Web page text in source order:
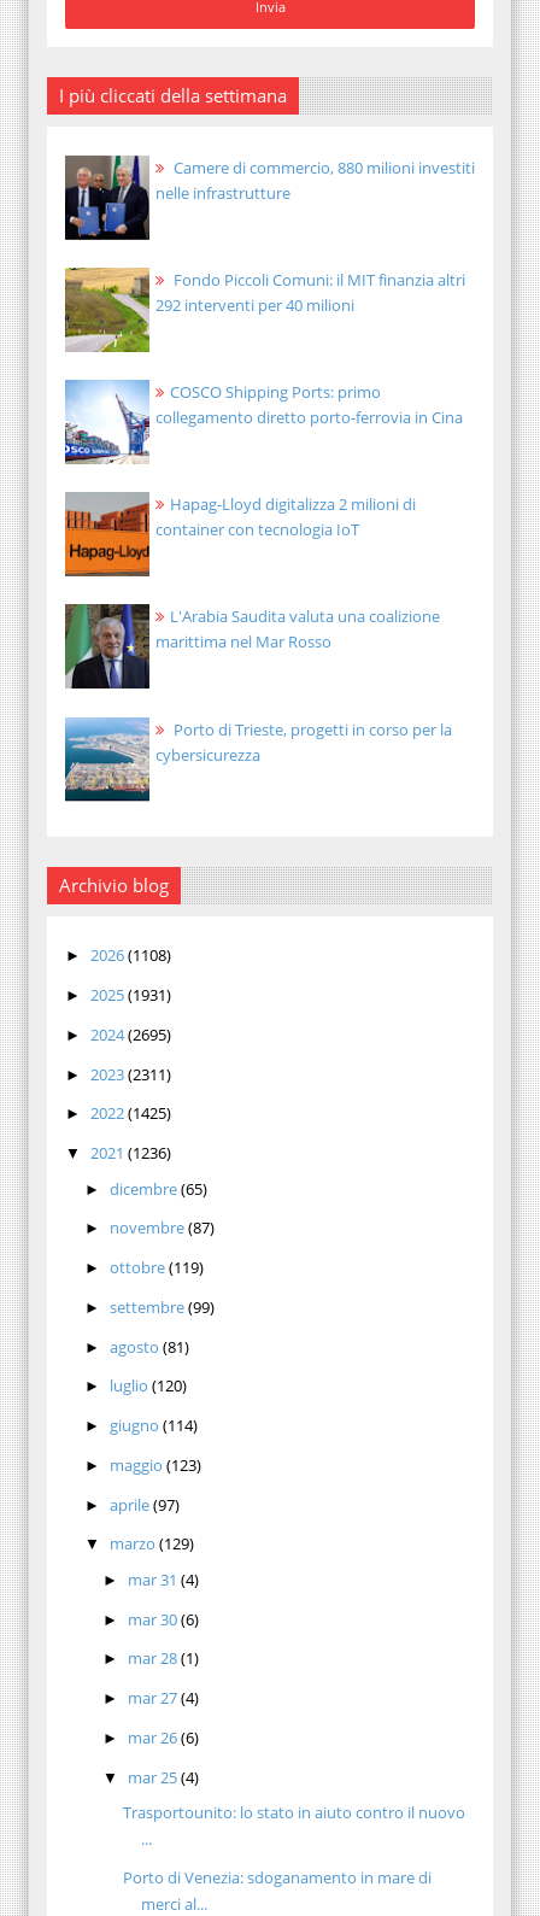
I più cliccati della settimana
Camere di commercio, 880 milioni investiti
nelle infrastrutture
Fondo Piccoli Comuni: il MIT finanzia altri
292 interventi per 40 milioni
COSCO Shipping Ports: primo
collegamento diretto porto-ferrovia in Cina
Hapag-Lloyd digitalizza 2 milioni di
container con tecnologia IoT
L'Arabia Saudita valuta una coalizione
marittima nel Mar Rosso
Porto di Trieste, progetti in corso per la
cybersicurezza
Archivio blog
► 2026(1108)
► 2025(1931)
► 2024(2695)
► 2023(2311)
► 2022(1425)
▼ 2021 (1236)
► dicembre(65)
► novembre(87)
► ottobre(119)
► settembre(99)
► agosto (81)
► luglio (120)
► giugno (114)
► maggio (123)
► aprile(97)
▼ marzo (129)
► mar 31(4)
► mar 30(6)
► mar 28(1)
► mar 27(4)
► mar 26(6)
▼ mar 25(4)
Trasportounito: lo stato in aiuto contro il nuovo
...
Porto di Venezia: sdoganamento in mare di
merci al...